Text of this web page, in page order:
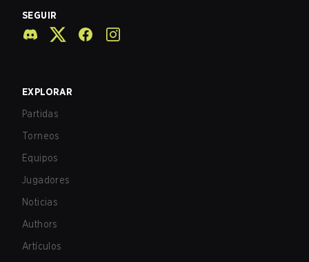
SEGUIR
EXPLORAR
Partidas
Torneos
Equipos
Jugadores
Noticias
Authors
Artículos